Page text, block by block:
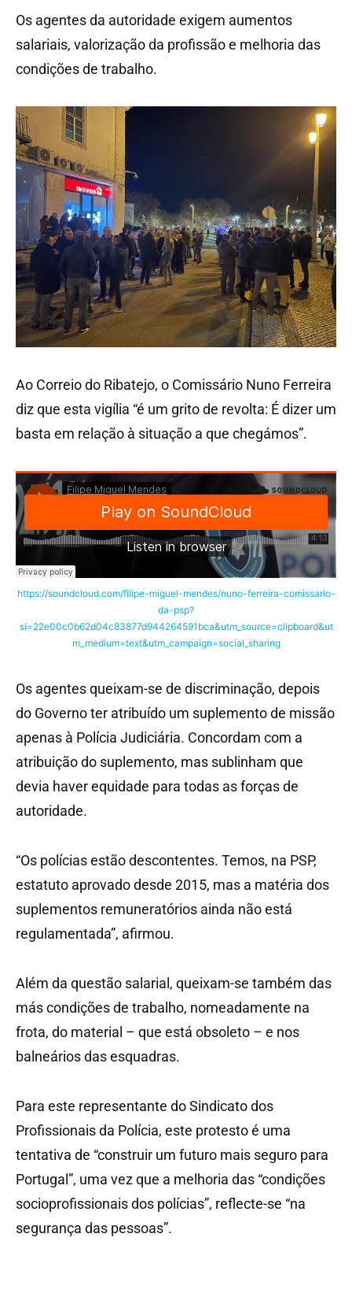
Os agentes da autoridade exigem aumentos
salariais, valorização da profissão e melhoria das
condições de trabalho.
Ao Correio do Ribatejo, o Comissário Nuno Ferreira
diz que esta vigília “é um grito de revolta: É dizer um
basta em relação à situação a que chegámos”.
https://soundcloud.com/filipe-miguel-mendes/nuno-ferreira-comissario-
da-psp?
si=22e00c0b62d04c83877d944264591bca&utm_source=clipboard&ut
m_medium=text&utm_campaign=social_sharing
Os agentes queixam-se de discriminação, depois
do Governo ter atribuído um suplemento de missão
apenas à Polícia Judiciária. Concordam com a
atribuição do suplemento, mas sublinham que
devia haver equidade para todas as forças de
autoridade.
“Os polícias estão descontentes. Temos, na PSP,
estatuto aprovado desde 2015, mas a matéria dos
suplementos remuneratórios ainda não está
regulamentada”, afirmou.
Além da questão salarial, queixam-se também das
más condições de trabalho, nomeadamente na
frota, do material – que está obsoleto – e nos
balneários das esquadras.
Para este representante do Sindicato dos
Profissionais da Polícia, este protesto é uma
tentativa de “construir um futuro mais seguro para
Portugal”, uma vez que a melhoria das “condições
socioprofissionais dos polícias”, reflecte-se “na
segurança das pessoas”.